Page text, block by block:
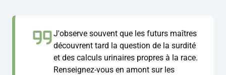
J'observe souvent que les futurs maîtres
découvrent tard la question de la surdité
et des calculs urinaires propres à la race.
Renseignez-vous en amont sur les